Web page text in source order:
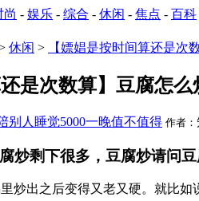
尚 - 娱乐 - 综合 - 休闲 - 焦点 - 百科
休闲 > 【嫖娼是按时间算还是次
是次数算】豆腐怎么
别人睡觉5000一晚值不值得 作者：
炒剩下很多，豆腐炒请问
炒出之后变得又老又硬。就比